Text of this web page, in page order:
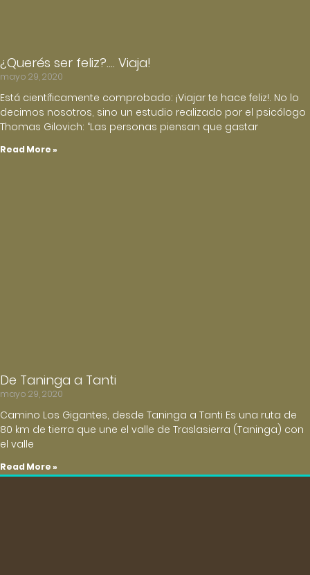
¿Querés ser feliz?…. Viaja!
mayo 29, 2020
Está científicamente comprobado: ¡Viajar te hace feliz!. No lo
decimos nosotros, sino un estudio realizado por el psicólogo
Thomas Gilovich: “Las personas piensan que gastar
Read More »
De Taninga a Tanti
mayo 29, 2020
Camino Los Gigantes, desde Taninga a Tanti Es una ruta de
80 km de tierra que une el valle de Traslasierra (Taninga) con
el valle
Read More »